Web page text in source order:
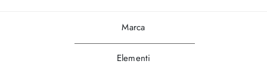
Marca
Elementi